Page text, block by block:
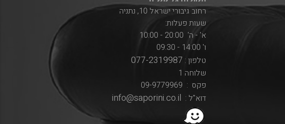
רחוב גיבורי ישראל 10, נתניה
שעות פעלות:
א' - ה' 20:00 - 10:00
ו' 14:00 - 09:30
טלפון : 077-2319987
שלוחה 1
פקס : 09-9779969
דוא"ל : info@saporini.co.il